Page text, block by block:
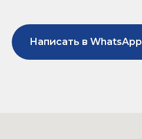
Написать в WhatsApp